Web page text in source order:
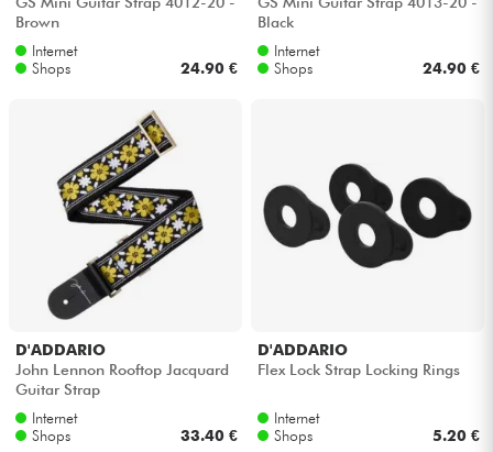
Kinder
Kabel & Zubehöre
Bundle
Sehen Sie sich unsere Marken an
Brown
Internet
Shops
24.90 €
Black
Internet
Shops
24.90 €
D'ADDARIO
John Lennon Rooftop Jacquard
Guitar Strap
Internet
Shops
33.40 €
D'ADDARIO
Flex Lock Strap Locking Rings
Internet
Shops
5.20 €